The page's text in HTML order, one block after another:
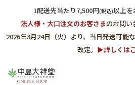
1配送先当たり7,500円(税込)以上を
法人様・大口注文のお客さまのお問い
2026年3月24日（火）より、当日発送可能
改定。 ▶︎詳しくは